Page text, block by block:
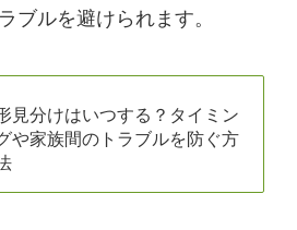
ブルを避けられます。
見分けはいつする？タイミン
や家族間のトラブルを防ぐ方